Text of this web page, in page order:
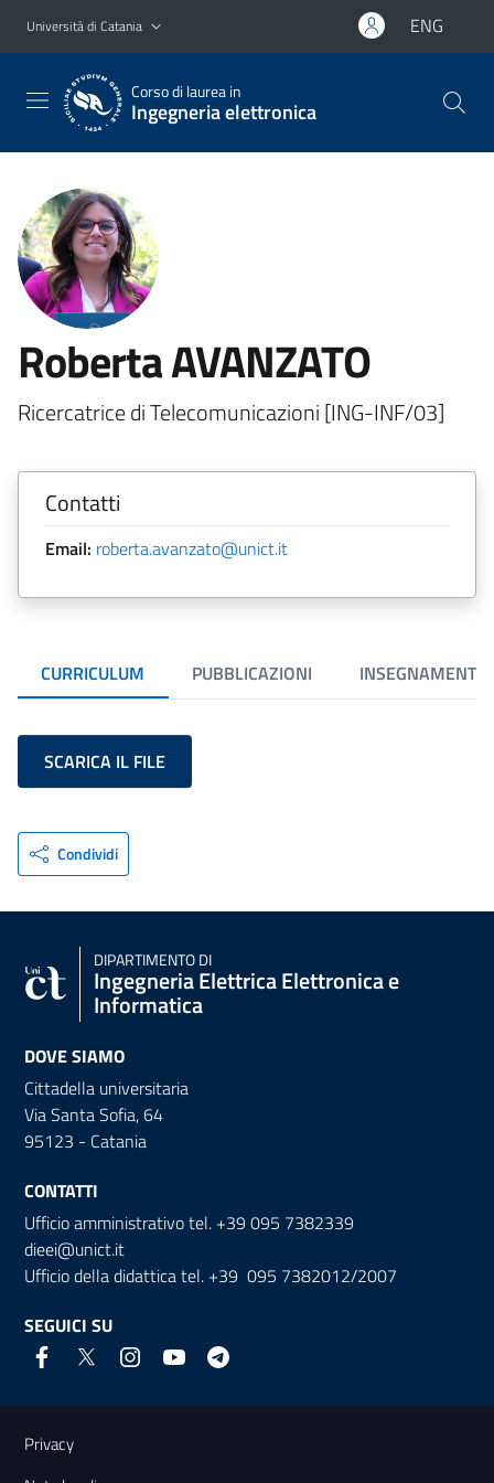
Vai al contenuto principale
Vai al menu di navigazione
Università di Catania ENG
Corso di laurea in
Ingegneria elettronica
Roberta AVANZATO
Ricercatrice di Telecomunicazioni [ING-INF/03]
Contatti
Email: roberta.avanzato@unict.it
CURRICULUM PUBBLICAZIONI INSEGNAMENTI
SCARICA IL FILE
Condividi
DIPARTIMENTO DI
Ingegneria Elettrica Elettronica e
Informatica
DOVE SIAMO
Cittadella universitaria
Via Santa Sofia, 64
95123 - Catania
CONTATTI
Ufficio amministrativo tel. +39 095 7382339
dieei@unict.it
Ufficio della didattica tel. +39 095 7382012/2007
SEGUICI SU
Link e informazioni utili
Privacy